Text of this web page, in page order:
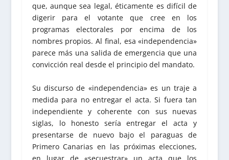
que, aunque sea legal, éticamente es difícil de
digerir para el votante que cree en los
programas electorales por encima de los
nombres propios. Al final, esa «independencia»
parece más una salida de emergencia que una
convicción real desde el principio del mandato.
Su discurso de «independencia» es un traje a
medida para no entregar el acta. Si fuera tan
independiente y coherente con sus nuevas
siglas, lo honesto sería entregar el acta y
presentarse de nuevo bajo el paraguas de
Primero Canarias en las próximas elecciones,
en lugar de «secuestrar» un acta que los